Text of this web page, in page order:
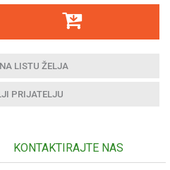
LISTU ŽELJA
PRIJATELJU
KONTAKTIRAJTE NAS